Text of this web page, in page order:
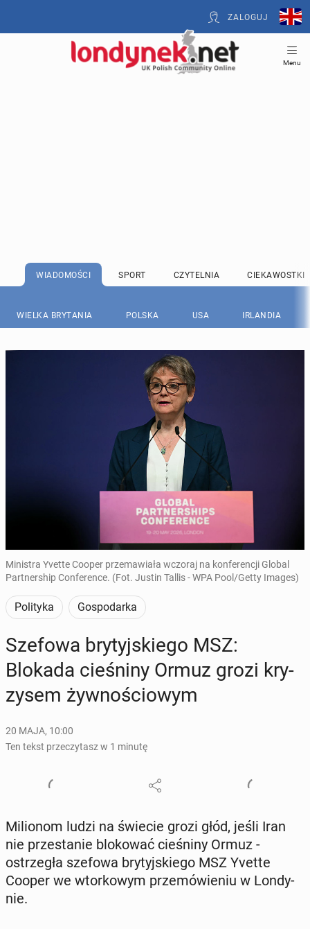
ZALOGUJ
Menu
WIADOMOŚCI SPORT CZYTELNIA CIEKAWOSTKI
WIELKA BRYTANIA POLSKA USA IRLANDIA
Ministra Yvette Cooper przemawiała wczoraj na konferencji Global
Partnership Conference. (Fot. Justin Tallis - WPA Pool/Getty Images)
Polityka Gospodarka
Szefowa bry­tyj­skie­go MSZ:
Blokada cie­śni­ny Ormuz grozi kry­
zy­sem żyw­no­ścio­wym
20 MAJA, 10:00
Ten tekst przeczytasz w 1 minutę
Mi­lio­nom ludzi na świecie grozi głód, jeśli Iran
nie prze­sta­nie blo­ko­wać cie­śni­ny Ormuz -
ostrze­gła szefowa bry­tyj­skie­go MSZ Yvette
Cooper we wtor­ko­wym prze­mó­wie­niu w Lon­dy­
nie.